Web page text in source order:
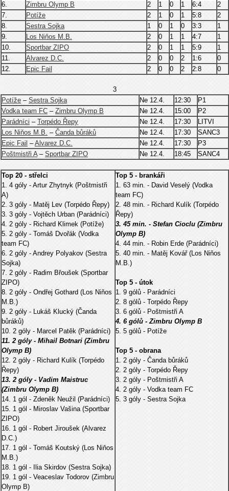
6.
Zimbru Olymp B 2 1 0 1 6:4
2
7.
Potíže 2 1 0 1 5:8
2
8.
Sestra Sojka 1 0 1 0 3:3
1
9.
Los Niňos M.B. 2 0 1 1 4:7
1
10.
Sportbar ZIPO 2 0 1 1 5:9
1
11.
Alvarez D.C. 2 0 0 2 1:6
0
12.
Epic Fail 2 0 0 2 2:8 0
3
Potíže – Sestra Sojka Ne 12.4. 12:30
P1
Vodka team FC – Zimbru Olymp B Ne 12.4. 15:00
P2
Parádníci – Torpédo Řepy Ne 12.4. 17:30
LITVI
Los Niňos M.B. – Čanda bůráků Ne 12.4. 17:30
SANC3
Epic Fail –Alvarez D.C. Ne 12.4. 17:30
P3
Poštmistři A– Sportbar ZIPO Ne 12.4. 18:45 SANC4
Top 20 - střelci
1. 4 góly - Artur Zhytnyk (Poštmistři
A)
2. 3 góly - Matěj Lev (Torpédo Řepy)
3. 3 góly - Vojtěch Urban (Parádníci)
4. 2 góly - Richard Klimek (Potíže)
5. 2 góly - Tomáš Dvořák (Vodka
team FC)
6. 2 góly - Andrey Polyakov (Sestra
Sojka)
7. 2 góly - Radim Břoušek (Sportbar
ZIPO)
8. 2 góly - Ondřej Gothard (Los Niňos
M.B.)
9. 2 góly - Lukáš Klucký (Čanda
bůráků)
10. 2 góly - Marcel Patěk (Parádníci)
11. 2 góly - Mihail Botnari (Zimbru
Olymp B)
12. 2 góly - Richard Kulík (Torpédo
Řepy)
13. 2 góly - Vadim Maistruc
(Zimbru Olymp B)
14. 1 gól - Zdeněk Neužil (Parádníci)
15. 1 gól - Miroslav Vašina (Sportbar
ZIPO)
16. 1 gól - Robert Jiroušek (Alvarez
D.C.)
17. 1 gól - Tomáš Koutský (Los Niňos
M.B.)
18. 1 gól - Ilia Skirdov (Sestra Sojka)
19. 1 gól - Veaceslav Todorov (Zimbru
Olymp B)
Top 5 - brankáři
1. 63 min. - David Veselý (Vodka
team FC)
2. 48 min. - Richard Kulík (Torpédo
Řepy)
3. 45 min. - Stefan Cioclu (Zimbru
Olymp B)
4. 44 min. - Robin Erde (Parádníci)
5. 40 min. - Matěj Kovář (Los Niňos
M.B.)
Top 5 - útok
1. 9 gólů - Parádníci
2. 8 gólů - Torpédo Řepy
3. 6 gólů - Poštmistři A
4. 6 gólů - Zimbru Olymp B
5. 5 gólů - Potíže
Top 5 - obrana
1. 2 góly - Čanda bůráků
2. 2 góly - Torpédo Řepy
3. 2 góly - Poštmistři A
4. 2 góly - Vodka team FC
5. 3 góly - Sestra Sojka